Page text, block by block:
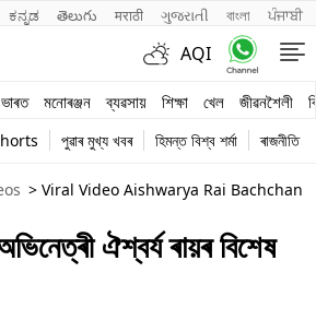
ಕನ್ನಡ తెలుగు मराठी ગુજરાતી বাংলা ਪੰਜਾਬੀ
AQI
ভাৰত মনোৰঞ্জন ব্যৱসায় শিক্ষা খেল জীৱনশৈলী
পুৱাৰ মুখ্য খবৰ হিমন্ত বিশ্ব শৰ্মা ৰাজনীতি
> Viral Video Aishwarya Rai Bachchan
ঐশ্বৰ্য ৰায়ৰ বিশেষ